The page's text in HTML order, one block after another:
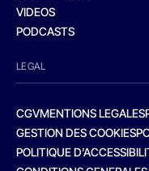
VIDEOS
PODCASTS
LEGAL
CGVMENTIONS LEGALES
GESTION DES COOKIES
POLITIQUE